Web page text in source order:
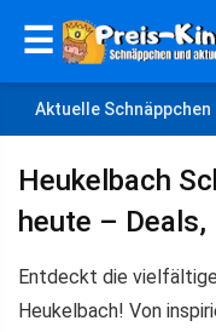
☰
Aktuelle Schnäppchen
Heukelbach
heute – Deals,
Entdeckt die
Heukelbach! Von